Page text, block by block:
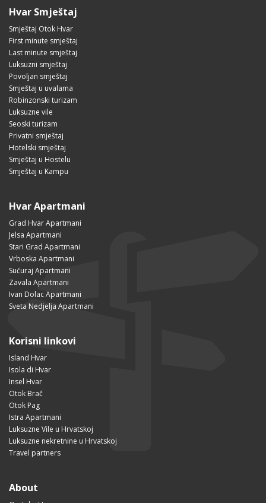
Hvar Smještaj
Smještaj Otok Hvar
First minute smještaj
Last minute smještaj
Luksuzni smještaj
Povoljan smještaj
Smještaj u uvalama
Robinzonski turizam
Luksuzne vile
Seoski turizam
Privatni smještaj
Hotelski smještaj
Smještaj u Hostelu
Smještaj u Kampu
Hvar Apartmani
Grad Hvar Apartmani
Jelsa Apartmani
Stari Grad Apartmani
Vrboska Apartmani
Sućuraj Apartmani
Zavala Apartmani
Ivan Dolac Apartmani
Sveta Nedjelja Apartmani
Korisni linkovi
Island Hvar
Isola di Hvar
Insel Hvar
Otok Brač
Otok Pag
Istra Apartmani
Luksuzne Vile u Hrvatskoj
Luksuzne nekretnine u Hrvatskoj
Travel partners
About